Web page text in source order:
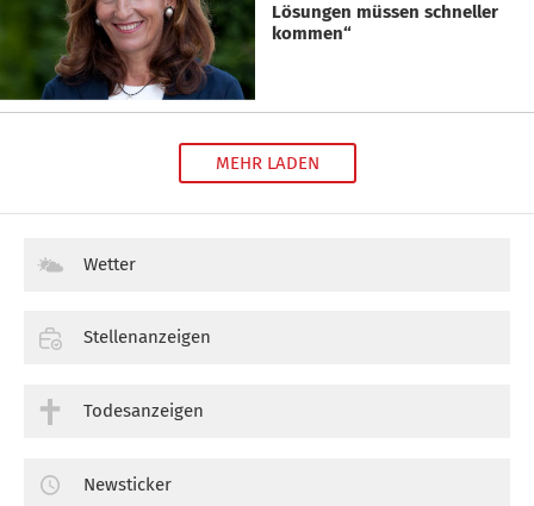
Lösungen müssen schneller
kommen“
MEHR LADEN
Wetter
Stellenanzeigen
Todesanzeigen
Newsticker